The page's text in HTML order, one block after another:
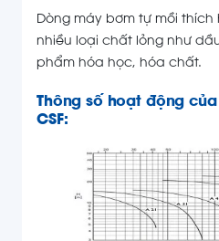
Dòng máy bơm tự mồi
nhiều loại chất lỏng như
phẩm hóa học, hóa chất.
Thông số hoạt động
CSF: